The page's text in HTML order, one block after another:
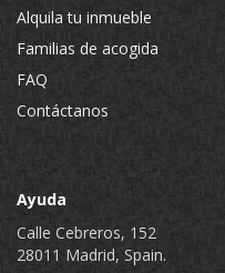
Alquila tu inmueble
Familias de acogida
FAQ
Contáctanos
Ayuda
Calle Cebreros, 152
28011 Madrid, Spain.